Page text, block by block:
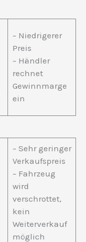
– Niedrigerer
Preis
– Händler
rechnet
Gewinnmarge
ein
– Sehr geringer
Verkaufspreis
– Fahrzeug
wird
verschrottet,
kein
Weiterverkauf
möglich